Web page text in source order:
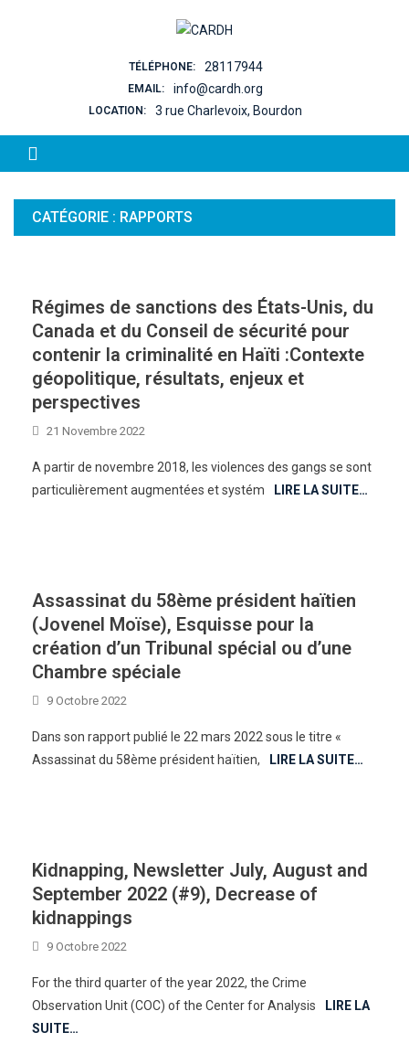
TÉLÉPHONE: 28117944
EMAIL: info@cardh.org
LOCATION: 3 rue Charlevoix, Bourdon
CATÉGORIE : RAPPORTS
Régimes de sanctions des États-Unis, du
Canada et du Conseil de sécurité pour
contenir la criminalité en Haïti :Contexte
géopolitique, résultats, enjeux et
perspectives
21 Novembre 2022
A partir de novembre 2018, les violences des gangs se sont
particulièrement augmentées et systém
LIRE LA SUITE…
Assassinat du 58ème président haïtien
(Jovenel Moïse), Esquisse pour la
création d’un Tribunal spécial ou d’une
Chambre spéciale
9 Octobre 2022
Dans son rapport publié le 22 mars 2022 sous le titre «
Assassinat du 58ème président haïtien,
LIRE LA SUITE…
Kidnapping, Newsletter July, August and
September 2022 (#9), Decrease of
kidnappings
9 Octobre 2022
For the third quarter of the year 2022, the Crime
Observation Unit (COC) of the Center for Analysis
LIRE LA
SUITE…